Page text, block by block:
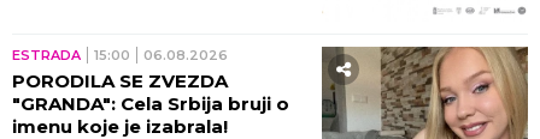
ESTRADA 15:00 06.08.2026
PORODILA SE ZVEZDA
"GRANDA": Cela Srbija bruji o
imenu koje je izabrala!